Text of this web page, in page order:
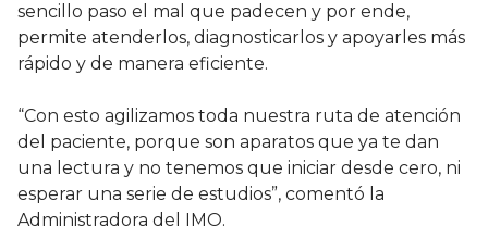
sencillo paso el mal que padecen y por ende,
permite atenderlos, diagnosticarlos y apoyarles más
rápido y de manera eficiente.
“Con esto agilizamos toda nuestra ruta de atención
del paciente, porque son aparatos que ya te dan
una lectura y no tenemos que iniciar desde cero, ni
esperar una serie de estudios”, comentó la
Administradora del IMO.